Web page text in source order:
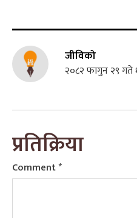
जीविको
२०८२ फागुन २९ गते
प्रतिक्रिया
Comment*